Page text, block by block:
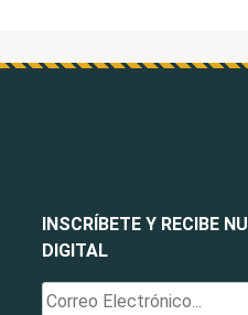
INSCRÍBETE Y RECIBE
DIGITAL